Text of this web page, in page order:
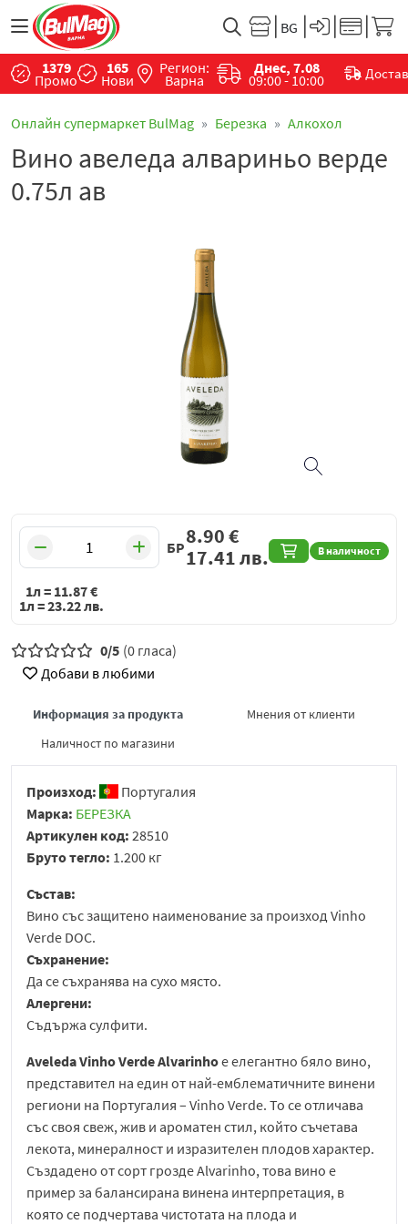
1379
Промо
165
Нови
Регион:
Варна
Днес, 7.08
09:00 - 10:00
Онлайн супермаркет BulMag Березка Алкохол
Вино авеледа алвариньо верде
0.75л ав
БР В наличност
8.90€
17.41лв.
1л = 11.87€
1л =23.22лв.
0/5 (0 гласа)
Добави в любими
Информация за продукта
Мнения от клиенти
Наличност по магазини
Произход:
Португалия
Марка: БЕРЕЗКА
Артикулен код: 28510
Бруто тегло: 1.200 кг
Състав:
Вино със защитено наименование за произход Vinho
Verde DOC.
Съхранение:
Да се съхранява на сухо място.
Алергени:
Съдържа сулфити.
Aveleda Vinho Verde Alvarinhoе елегантно бяло вино,
представител на един от най-емблематичните винени
региони на Португалия – Vinho Verde. То се отличава
със своя свеж, жив и ароматен стил, който съчетава
лекота, минералност и изразителен плодов характер.
Създадено от сорт грозде Alvarinho, това вино е
пример за балансирана винена интерпретация, в
която се подчертава чистотата на плода и